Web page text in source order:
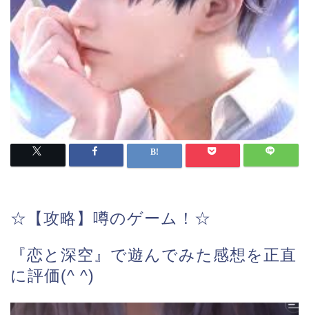
☆【攻略】噂のゲーム！☆
『恋と深空』で遊んでみた感想を正直
に評価(^ ^)